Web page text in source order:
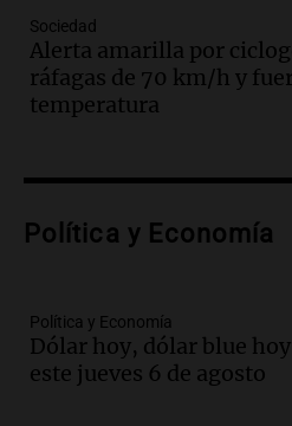
Audio.
en Córdoba: lluvias
hoy
Noticias
solidaria que reunirá
Radioinforme 3
Norte muestra una
para 10 personas
Noticias
Sociedad
Alerta amarilla por
ráfagas de 70 km/h y
temperatura
Política y Economía
Política y Economía
Dólar hoy, dólar blue
este jueves 6 de agosto